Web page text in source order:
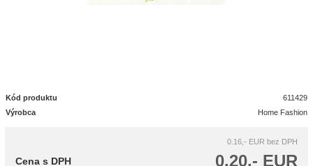
Kód produktu
611429
Výrobca
Home Fashion
0.16,- EUR bez DPH
0.20,- EUR
Cena s DPH